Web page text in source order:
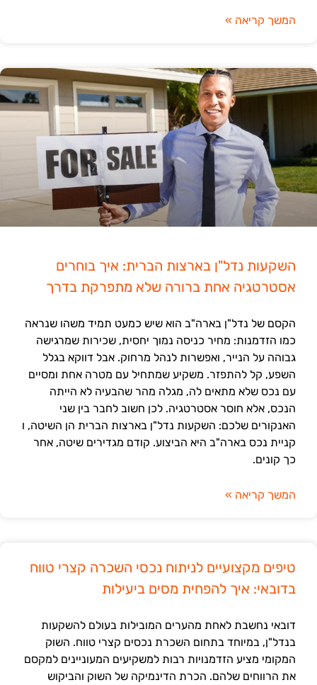
המשך קריאה »
השקעות נדל"ן בארצות הברית: איך בוחרים
אסטרטגיה אחת ברורה שלא מתפרקת בדרך
הקסם של נדל"ן בארה"ב הוא שיש כמעט תמיד משהו שנראה
כמו הזדמנות: מחיר כניסה נמוך יחסית, שכירות שמרגישה
גבוהה על הנייר, ואפשרות לנהל מרחוק. אבל דווקא בגלל
השפע, קל להתפזר. משקיע שמתחיל עם מטרה אחת ומסיים
עם נכס שלא מתאים לה, מגלה מהר שהבעיה לא הייתה
הנכס, אלא חוסר אסטרטגיה. לכן חשוב לחבר בין שני
האנקורים שלכם: השקעות נדל"ן בארצות הברית הן השיטה, ו
קניית נכס בארה"ב היא הביצוע. קודם מגדירים שיטה, אחר
כך קונים.
המשך קריאה »
טיפים מקצועיים לניתוח נכסי השכרה קצרי טווח
בדובאי: איך להפחית מסים ביעילות
דובאי נחשבת לאחת מהערים המובילות בעולם להשקעות
בנדל"ן, במיוחד בתחום השכרת נכסים קצרי טווח. השוק
המקומי מציע הזדמנויות רבות למשקיעים המעוניינים למקסם
את הרווחים שלהם. הכרת הדינמיקה של השוק והביקוש